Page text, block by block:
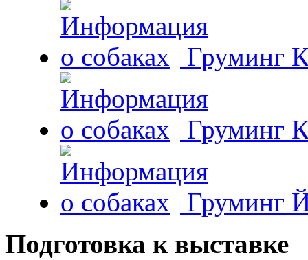
Груминг
Груминг
Груминг
Подготовка к выставке